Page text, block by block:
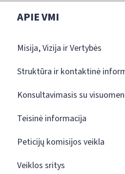
APIE VMI
Misija, Vizija ir Vertybės
Struktūra ir kontaktinė
Konsultavimasis su
Teisinė informacija
Peticijų komisijos veikla
Veiklos sritys